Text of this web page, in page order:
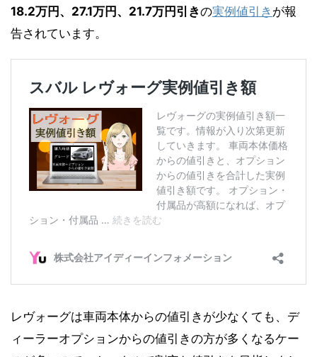
18.2万円、27.1万円、21.7万円引きの実例値引き が報
告されています。
レヴォーグは車両本体からの値引きが少なくても、デ
ィーラーオプションからの値引きの方が多くなるケー